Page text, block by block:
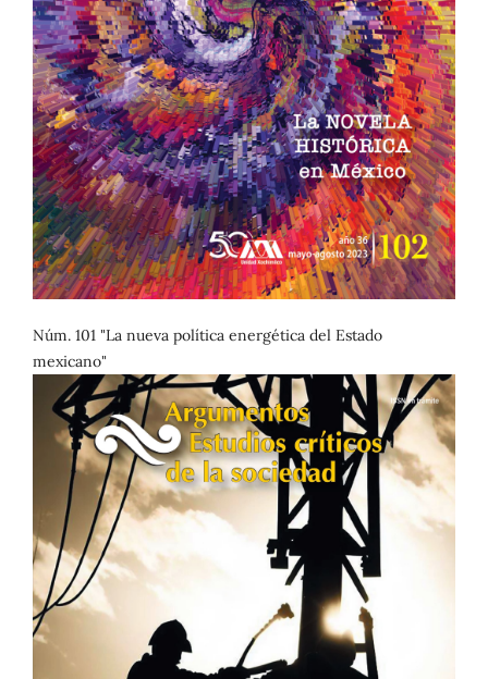
Núm. 101 "La nueva política energética del Estado
mexicano"